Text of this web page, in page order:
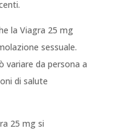
la Viagra 25 mg
sessuale.
variare da persona a
di salute
25 mg si